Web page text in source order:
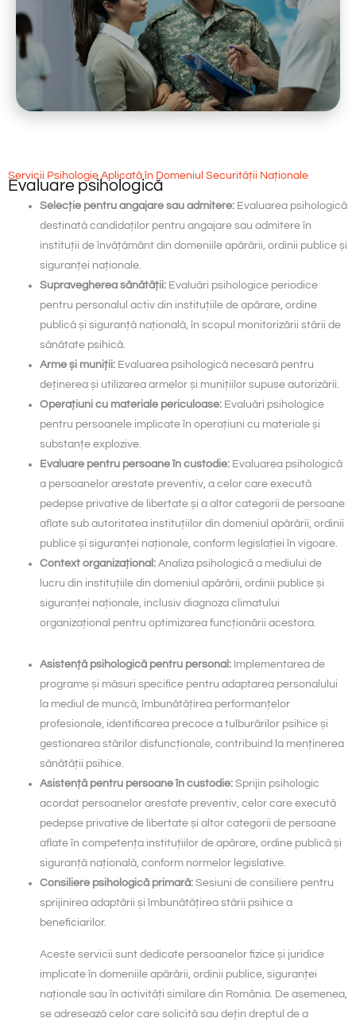
Servicii Psihologie Aplicată în Domeniul Securității Naționale
Evaluare psihologică
Selecție pentru angajare sau admitere: Evaluarea psihologică
destinată candidaților pentru angajare sau admitere în
instituții de învățământ din domeniile apărării, ordinii publice și
siguranței naționale.
Supravegherea sănătății: Evaluări psihologice periodice
pentru personalul activ din instituțiile de apărare, ordine
publică și siguranță națională, în scopul monitorizării stării de
sănătate psihică.
Arme și muniții: Evaluarea psihologică necesară pentru
deținerea și utilizarea armelor și munițiilor supuse autorizării.
Operațiuni cu materiale periculoase: Evaluări psihologice
pentru persoanele implicate în operațiuni cu materiale și
substanțe explozive.
Evaluare pentru persoane în custodie: Evaluarea psihologică
a persoanelor arestate preventiv, a celor care execută
pedepse privative de libertate și a altor categorii de persoane
aflate sub autoritatea instituțiilor din domeniul apărării, ordinii
publice și siguranței naționale, conform legislației în vigoare.
Context organizațional: Analiza psihologică a mediului de
lucru din instituțiile din domeniul apărării, ordinii publice și
siguranței naționale, inclusiv diagnoza climatului
organizațional pentru optimizarea funcționării acestora.
Asistență psihologică pentru personal: Implementarea de
programe și măsuri specifice pentru adaptarea personalului
la mediul de muncă, îmbunătățirea performanțelor
profesionale, identificarea precoce a tulburărilor psihice și
gestionarea stărilor disfuncționale, contribuind la menținerea
sănătății psihice.
Asistență pentru persoane în custodie: Sprijin psihologic
acordat persoanelor arestate preventiv, celor care execută
pedepse privative de libertate și altor categorii de persoane
aflate în competența instituțiilor de apărare, ordine publică și
siguranță națională, conform normelor legislative.
Consiliere psihologică primară: Sesiuni de consiliere pentru
sprijinirea adaptării și îmbunătățirea stării psihice a
beneficiarilor.
Aceste servicii sunt dedicate persoanelor fizice și juridice
implicate în domeniile apărării, ordinii publice, siguranței
naționale sau în activități similare din România. De asemenea,
se adresează celor care solicită sau dețin dreptul de a